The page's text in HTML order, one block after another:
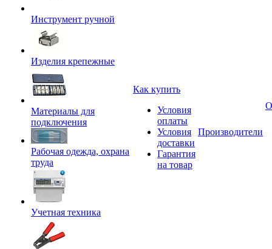
Инструмент ручной
Изделия крепежные
Материалы для
подключения
Рабочая одежда, охрана
труда
Учетная техника
Как купить
Условия
оплаты
Условия
доставки
Гарантия
на товар
Производители